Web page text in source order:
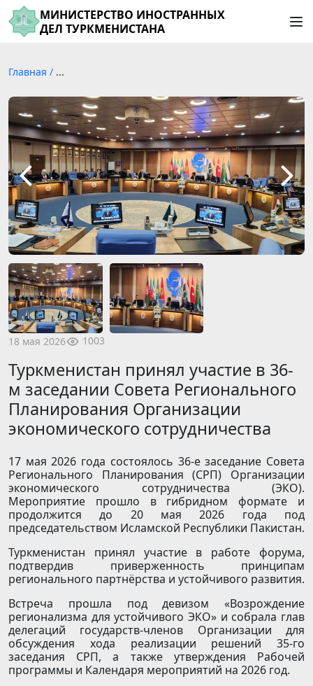
МИНИСТЕРСТВО ИНОСТРАННЫХ
ДЕЛ ТУРКМЕНИСТАНА
Главная / ...
18 мая 2026 1003
Туркменистан принял участие в 36-
м заседании Совета Регионального
Планирования Организации
экономического сотрудничества
17 мая 2026 года состоялось 36-е заседание Совета
Регионального Планирования (СРП) Организации
экономического сотрудничества (ЭКО).
Мероприятие прошло в гибридном формате и
продолжится до 20 мая 2026 года под
председательством Исламской Республики Пакистан.
Туркменистан принял участие в работе форума,
подтвердив приверженность принципам
регионального партнёрства и устойчивого развития.
Встреча прошла под девизом «Возрождение
регионализма для устойчивого ЭКО» и собрала глав
делегаций государств-членов Организации для
обсуждения хода реализации решений 35-го
заседания СРП, а также утверждения Рабочей
программы и Календаря мероприятий на 2026 год.